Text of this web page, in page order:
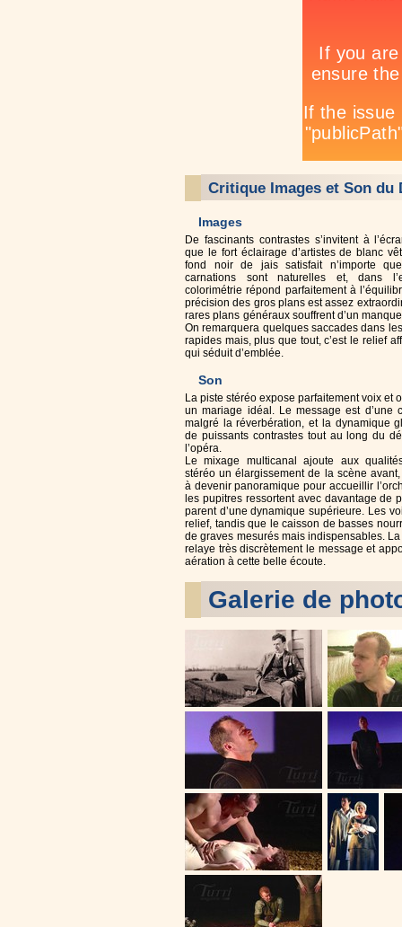
Critique Images et Son du
Images
De fascinants contrastes s’invitent à
que le fort éclairage d’artistes de blanc
fond noir de jais satisfait n’importe
carnations sont naturelles et, dans
colorimétrie répond parfaitement à
précision des gros plans est assez
rares plans généraux souffrent d’un
On remarquera quelques saccades dans
rapides mais, plus que tout, c’est le relief
qui séduit d’emblée.
Son
La piste stéréo expose parfaitement voix et
un mariage idéal. Le message est d’une
malgré la réverbération, et la dynamique
de puissants contrastes tout au long du
l’opéra.
Le mixage multicanal ajoute aux
stéréo un élargissement de la scène
à devenir panoramique pour accueillir
les pupitres ressortent avec davantage de
parent d’une dynamique supérieure. Les
relief, tandis que le caisson de basses
de graves mesurés mais indispensables.
relaye très discrètement le message et
aération à cette belle écoute.
Galerie de